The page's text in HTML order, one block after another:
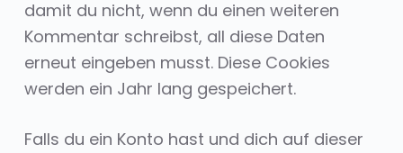
damit du nicht, wenn du einen weiteren
Kommentar schreibst, all diese Daten
erneut eingeben musst. Diese Cookies
werden ein Jahr lang gespeichert.
Falls du ein Konto hast und dich auf dieser